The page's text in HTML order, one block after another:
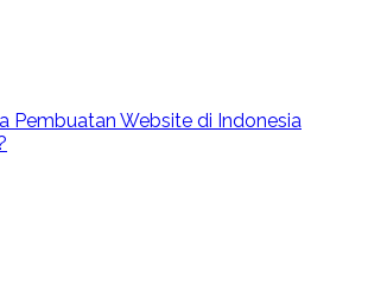
Pembuatan Website di Indonesia